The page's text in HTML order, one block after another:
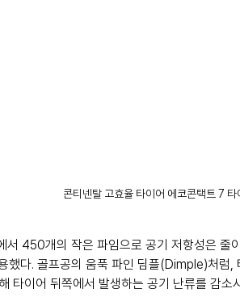
콘티넨탈 고효율 타이어 에코콘택트 7 타
서 450개의 작은 파임으로 공기 저항성은 줄
했다. 골프공의 움푹 파인 딤플(Dimple)처럼,
타이어 뒤쪽에서 발생하는 공기 난류를 감소